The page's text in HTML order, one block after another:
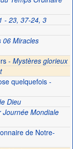
- 23, 37-24, 3
Miracles
- Mystères glorieux
quelquefois-
Dieu
Mondiale
de Notre-